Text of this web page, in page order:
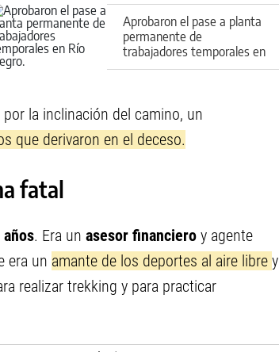
Aprobaron el pase a planta
permanente de
trabajadores temporales en
Río Negro
la inclinación del camino, un
que derivaron en el deceso.
fatal
. Era un asesor financiero y agente
era un amante de los deportes al aire libre y
realizar trekking y para practicar